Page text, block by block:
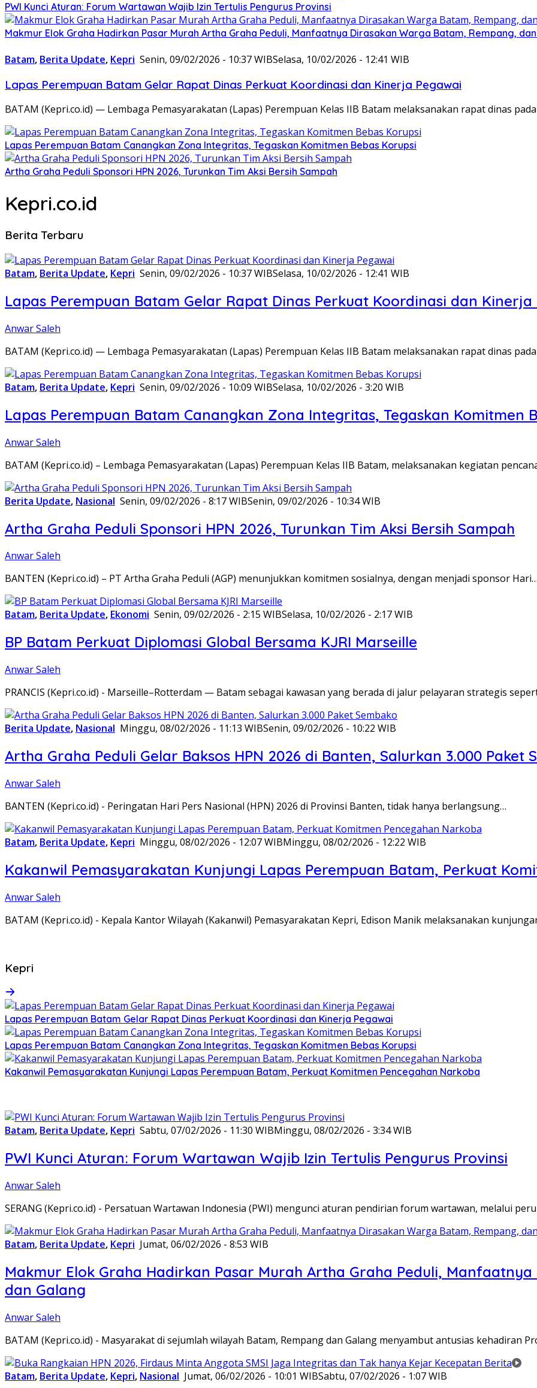
PWI Kunci Aturan: Forum Wartawan Wajib Izin Tertulis Pengurus Provinsi
Makmur Elok Graha Hadirkan Pasar Murah Artha Graha Peduli, Manfaatnya Dirasakan Warga Batam, Rempang,
Batam, Berita Update, Kepri Senin, 09/02/2026 - 10:37 WIBSelasa, 10/02/2026 - 12:41 WIB
Lapas Perempuan Batam Gelar Rapat Dinas Perkuat Koordinasi dan Kinerja Pegawai
BATAM (Kepri.co.id) — Lembaga Pemasyarakatan (Lapas) Perempuan Kelas IIB Batam melaksanakan rapat dinas
Lapas Perempuan Batam Canangkan Zona Integritas, Tegaskan Komitmen Bebas Korupsi
Artha Graha Peduli Sponsori HPN 2026, Turunkan Tim Aksi Bersih Sampah
Kepri.co.id
Berita Terbaru
Batam, Berita Update, Kepri Senin, 09/02/2026 - 10:37 WIBSelasa, 10/02/2026 - 12:41 WIB
Lapas Perempuan Batam Gelar Rapat Dinas Perkuat Koordinasi dan Kinerja
Anwar Saleh
BATAM (Kepri.co.id) — Lembaga Pemasyarakatan (Lapas) Perempuan Kelas IIB Batam melaksanakan rapat dinas
Batam, Berita Update, Kepri Senin, 09/02/2026 - 10:09 WIBSelasa, 10/02/2026 - 3:20 WIB
Lapas Perempuan Batam Canangkan Zona Integritas, Tegaskan Komitmen
Anwar Saleh
BATAM (Kepri.co.id) – Lembaga Pemasyarakatan (Lapas) Perempuan Kelas IIB Batam, melaksanakan kegiatan
Berita Update, Nasional Senin, 09/02/2026 - 8:17 WIBSenin, 09/02/2026 - 10:34 WIB
Artha Graha Peduli Sponsori HPN 2026, Turunkan Tim Aksi Bersih Sampah
Anwar Saleh
BANTEN (Kepri.co.id) – PT Artha Graha Peduli (AGP) menunjukkan komitmen sosialnya, dengan menjadi sponsor Hari…
Batam, Berita Update, Ekonomi Senin, 09/02/2026 - 2:15 WIBSelasa, 10/02/2026 - 2:17 WIB
BP Batam Perkuat Diplomasi Global Bersama KJRI Marseille
Anwar Saleh
PRANCIS (Kepri.co.id) - Marseille–Rotterdam — Batam sebagai kawasan yang berada di jalur pelayaran strategis
Berita Update, Nasional Minggu, 08/02/2026 - 11:13 WIBSenin, 09/02/2026 - 10:22 WIB
Artha Graha Peduli Gelar Baksos HPN 2026 di Banten, Salurkan 3.000 Paket
Anwar Saleh
BANTEN (Kepri.co.id) - Peringatan Hari Pers Nasional (HPN) 2026 di Provinsi Banten, tidak hanya berlangsung…
Batam, Berita Update, Kepri Minggu, 08/02/2026 - 12:07 WIBMinggu, 08/02/2026 - 12:22 WIB
Kakanwil Pemasyarakatan Kunjungi Lapas Perempuan Batam, Perkuat
Anwar Saleh
BATAM (Kepri.co.id) - Kepala Kantor Wilayah (Kakanwil) Pemasyarakatan Kepri, Edison Manik melaksanakan
Kepri
Lapas Perempuan Batam Gelar Rapat Dinas Perkuat Koordinasi dan Kinerja Pegawai
Lapas Perempuan Batam Canangkan Zona Integritas, Tegaskan Komitmen Bebas Korupsi
Kakanwil Pemasyarakatan Kunjungi Lapas Perempuan Batam, Perkuat Komitmen Pencegahan Narkoba
Batam, Berita Update, Kepri Sabtu, 07/02/2026 - 11:30 WIBMinggu, 08/02/2026 - 3:34 WIB
PWI Kunci Aturan: Forum Wartawan Wajib Izin Tertulis Pengurus Provinsi
Anwar Saleh
SERANG (Kepri.co.id) - Persatuan Wartawan Indonesia (PWI) mengunci aturan pendirian forum wartawan, melalui
Batam, Berita Update, Kepri Jumat, 06/02/2026 - 8:53 WIB
Makmur Elok Graha Hadirkan Pasar Murah Artha Graha Peduli,
dan Galang
Anwar Saleh
BATAM (Kepri.co.id) - Masyarakat di sejumlah wilayah Batam, Rempang dan Galang menyambut antusias kehadiran
Batam, Berita Update, Kepri, Nasional Jumat, 06/02/2026 - 10:01 WIBSabtu, 07/02/2026 - 1:07 WIB